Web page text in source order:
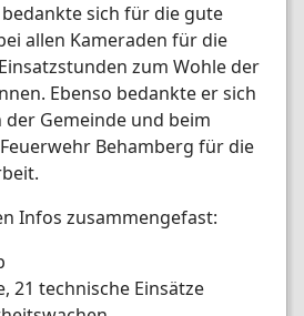
sich für die gute
allen Kameraden für die
zum Wohle der
Ebenso bedankte er sich
Gemeinde und beim
Behamberg für die
Infos zusammengefast:
21 technische Einsätze